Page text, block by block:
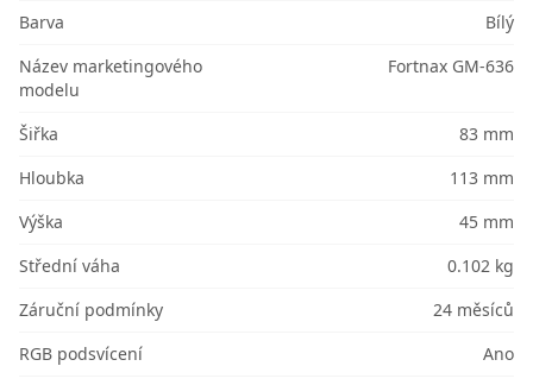
Barva
Bílý
Název marketingového
modelu
Fortnax GM-636
Šiřka
83 mm
Hloubka
113 mm
Výška
45 mm
Střední váha
0.102 kg
Záruční podmínky
24 měsíců
RGB podsvícení
Ano